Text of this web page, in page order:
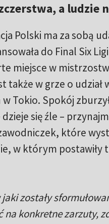
a ludzie
Polski ma za sobą
do Final Six
miejsce w
także w grze o udział
Tokio. Spokój
się źle –
które
w którym postawiły
jaki zostały
konkretne zarzuty,